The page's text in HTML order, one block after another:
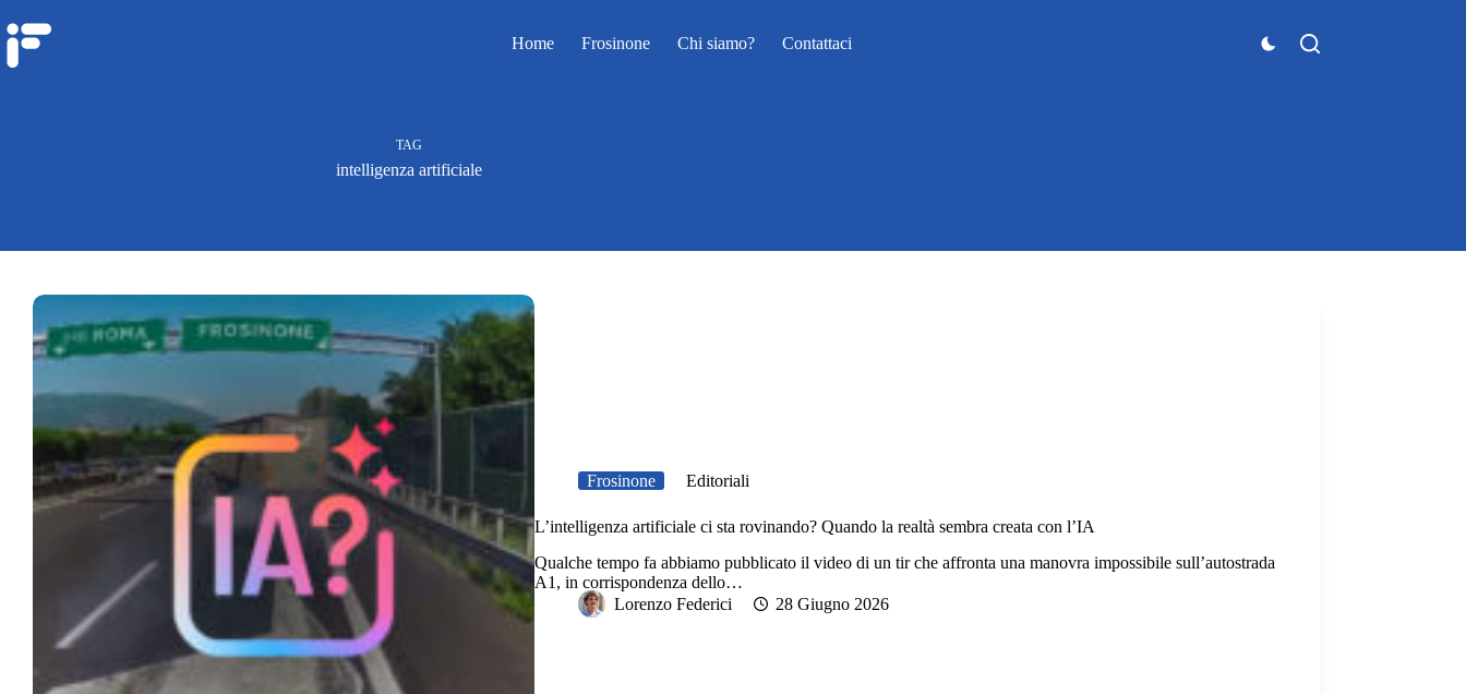
Home Frosinone Chi siamo? Contattaci
TAG
intelligenza artificiale
Frosinone Editoriali
L’intelligenza artificiale ci sta rovinando? Quando la realtà sembra creata con l’IA
Qualche tempo fa abbiamo pubblicato il video di un tir che affronta una manovra impossibile sull’autostrada
A1, in corrispondenza dello…
Lorenzo Federici
28 Giugno 2026